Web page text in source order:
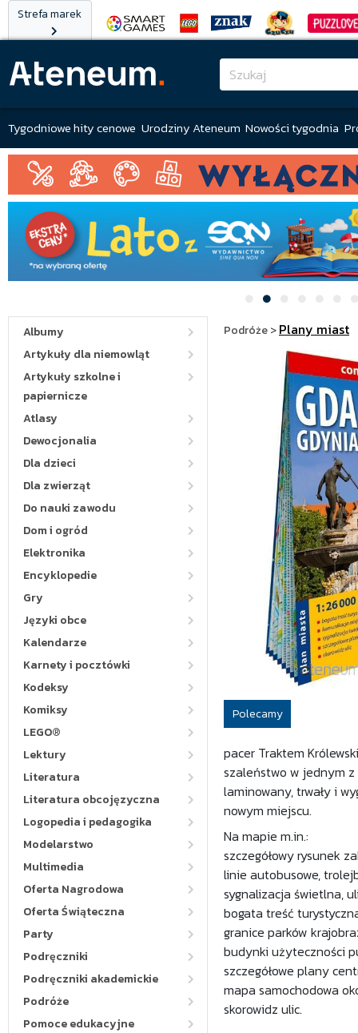
Strefa marek
Tygodniowe hity cenowe Urodziny Ateneum Nowości tygodnia
Albumy
Artykuły dla niemowląt
Artykuły szkolne i
papiernicze
Atlasy
Dewocjonalia
Dla dzieci
Dla zwierząt
Do nauki zawodu
Dom i ogród
Elektronika
Encyklopedie
Gry
Języki obce
Kalendarze
Karnety i pocztówki
Kodeksy
Komiksy
LEGO®
Lektury
Literatura
Literatura obcojęzyczna
Logopedia i pedagogika
Modelarstwo
Multimedia
Oferta Nagrodowa
Oferta Świąteczna
Party
Podręczniki
Podręczniki akademickie
Podróże
Pomoce edukacyjne
Podróże>Plany miast
Polecamy
pacer Traktem
szaleństwo w jednym
laminowany, trwały i
nowym miejscu.
Na mapie m.in.:
szczegółowy rysunek
linie autobusowe,
sygnalizacja świetlna,
bogata treść
granice parków
budynki użyteczności
szczegółowe plany
mapa samochodowa
skorowidz ulic.